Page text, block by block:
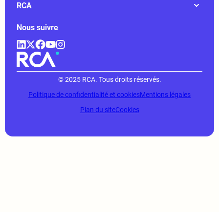
RCA
Nous suivre
© 2025 RCA. Tous droits réservés.
Politique de confidentialité et cookiesMentions légales
Plan du siteCookies